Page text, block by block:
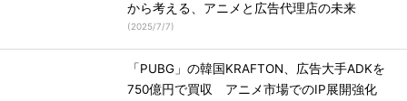
から考える、アニメと広告代理店の未来
(2025/7/7)
「PUBG」の韓国KRAFTON、広告大手ADKを
750億円で買収 アニメ市場でのIP展開強化